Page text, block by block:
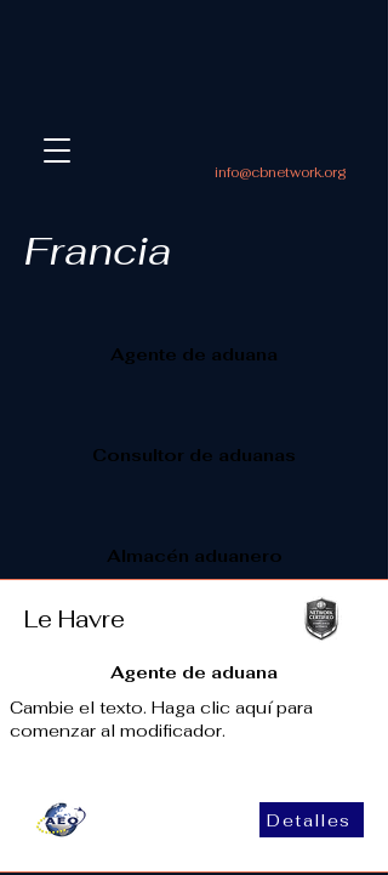
info@cbnetwork.org
Francia
Agente de aduana
Consultor de aduanas
Almacén aduanero
Le Havre
Agente de aduana
Cambie el texto. Haga clic aquí para
comenzar al modificador.
Detalles